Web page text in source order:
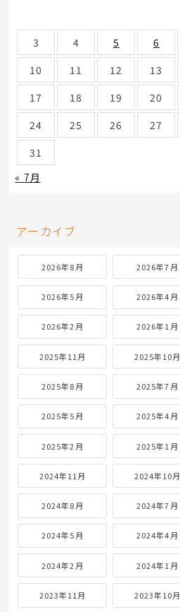
3
4 5 6
10
11 12 13
17
18 19 20
24
25 26 27
31
« 7月
アーカイブ
2026年8月 2026年7月
2026年5月 2026年4月
2026年2月 2026年1月
2025年11月 2025年10月
2025年8月 2025年7月
2025年5月 2025年4月
2025年2月 2025年1月
2024年11月 2024年10月
2024年8月 2024年7月
2024年5月 2024年4月
2024年2月 2024年1月
2023年11月 2023年10月